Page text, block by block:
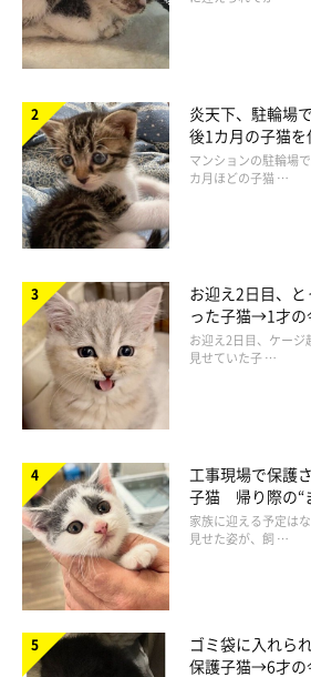
2020
この投稿を見たTwitterユーザーからは、
ぷらくんのいびき、ウチの主人のいびき
「ここまで愛おしいイビキは初めてだw
ました」「人間並みのイビキですね」「
どと、たくさんのコメントが寄せられた
炎天下、駐輪場
後1カ月の子猫
でツンデレなコ
マンションの駐輪場
カ月ほどの子猫 …
お迎え2日目、
った子猫→1才の
ドになるコに成
お迎え2日目、ケージ
見せていた子 …
工事現場で保護
子猫 帰り際の“
られず、家族の
家族に迎える予定は
見せた姿が、飼 …
ゴミ袋に入れら
保護子猫→6才